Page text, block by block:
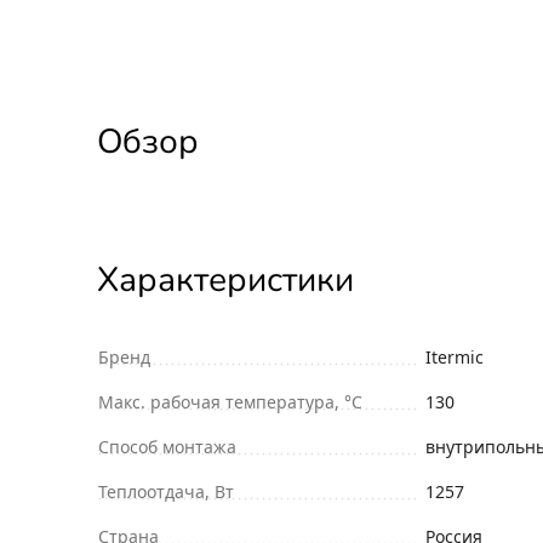
Обзор
Характеристики
Бренд
Itermic
Макс. рабочая температура, °С
130
Способ монтажа
Теплоотдача, Вт
1257
Страна
Россия